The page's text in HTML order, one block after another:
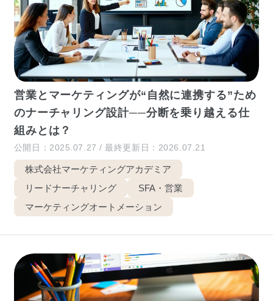
営業とマーケティングが“自然に連携する”ため
のナーチャリング設計──分断を乗り越える仕
組みとは？
公開日：2025.07.27 / 最終更新日：2026.07.21
株式会社マーケティングアカデミア
リードナーチャリング
SFA・営業
マーケティングオートメーション